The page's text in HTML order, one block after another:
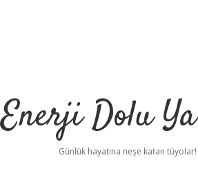
Enerji Dolu
Günlük hayatına neşe katan tüyolar!